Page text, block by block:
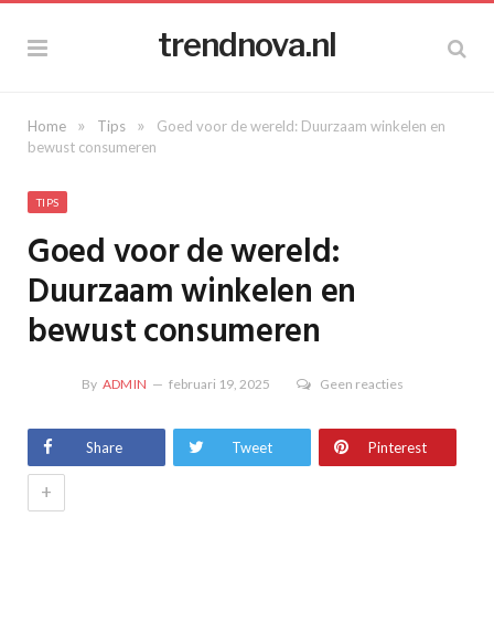
trendnova.nl
Home » Tips »
Goed voor de wereld: Duurzaam winkelen en
bewust consumeren
TIPS
Goed voor de wereld:
Duurzaam winkelen en
bewust consumeren
By ADMIN februari 19, 2025 Geen reacties
Share Tweet Pinterest
+